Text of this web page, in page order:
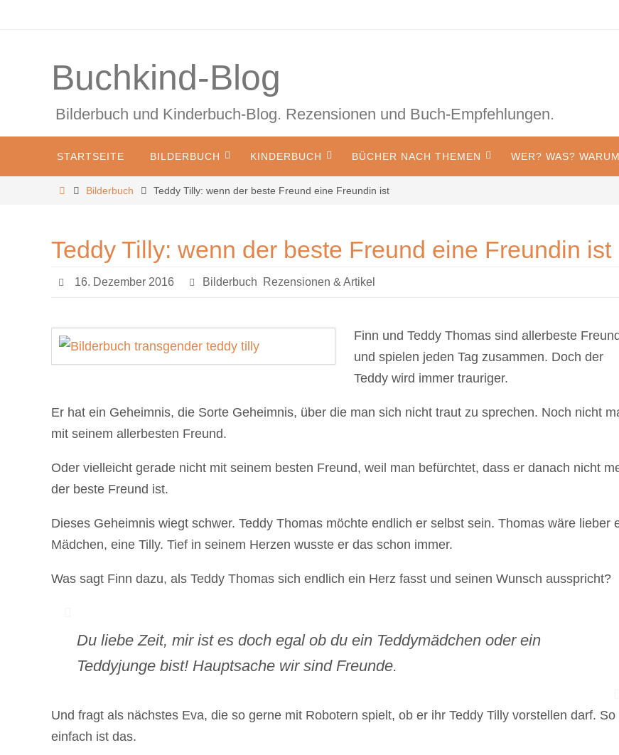
Buchkind-Blog
Bilderbuch und Kinderbuch-Blog. Rezensionen und Buch-Empfehlungen.
springen
STARTSEITE BILDERBUCH KINDERBUCH BÜCHER NACH THEMEN WER? WAS?
StartBilderbuch Teddy Tilly: wenn der beste Freund eine Freundin ist
Teddy Tilly: wenn der beste Freund eine Freundin ist
16. Dezember 2016 Bilderbuch Rezensionen & Artikel
Finn und Teddy Thomas sind allerbeste
und spielen jeden Tag zusammen. Doch der
Teddy wird immer trauriger.
Er hat ein Geheimnis, die Sorte Geheimnis, über die man sich nicht traut zu sprechen. Noch nicht
mit seinem allerbesten Freund.
Oder vielleicht gerade nicht mit seinem besten Freund, weil man befürchtet, dass er danach nicht
der beste Freund ist.
Dieses Geheimnis wiegt schwer. Teddy Thomas möchte endlich er selbst sein. Thomas wäre lieber
Mädchen, eine Tilly. Tief in seinem Herzen wusste er das schon immer.
Was sagt Finn dazu, als Teddy Thomas sich endlich ein Herz fasst und seinen Wunsch ausspricht?
Du liebe Zeit, mir ist es doch egal ob du ein Teddymädchen oder ein
Teddyjunge bist! Hauptsache wir sind Freunde.
Und fragt als nächstes Eva, die so gerne mit Robotern spielt, ob er ihr Teddy Tilly vorstellen darf. So
einfach ist das.